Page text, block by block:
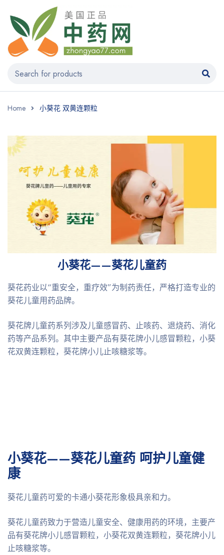
Home 小葵花 双黄连颗粒
小葵花——葵花儿童药
葵花药业以“重安全，重疗效”为制药责任，严格打造专业的
葵花儿童用药品牌。
葵花牌儿童药系列涉及儿童感冒药、止咳药、退烧药、消化
药等产品系列。其中主要产品有葵花牌小儿感冒颗粒，小葵
花双黄连颗粒，葵花牌小儿止咳糖浆等。
小葵花——葵花儿童药 呵护儿童健
康
葵花儿童药可爱的卡通小葵花形象极具亲和力。
葵花儿童药致力于营造儿童安全、健康用药的环境，主要产
品有葵花牌小儿感冒颗粒，小葵花双黄连颗粒，葵花牌小儿
止咳糖浆等。